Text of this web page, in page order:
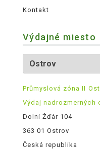
Kontakt
Výdajné miesto
Průmyslová zóna II
Výdaj nadrozmerných
Dolní Žďár 104
363 01 Ostrov
Česká republika